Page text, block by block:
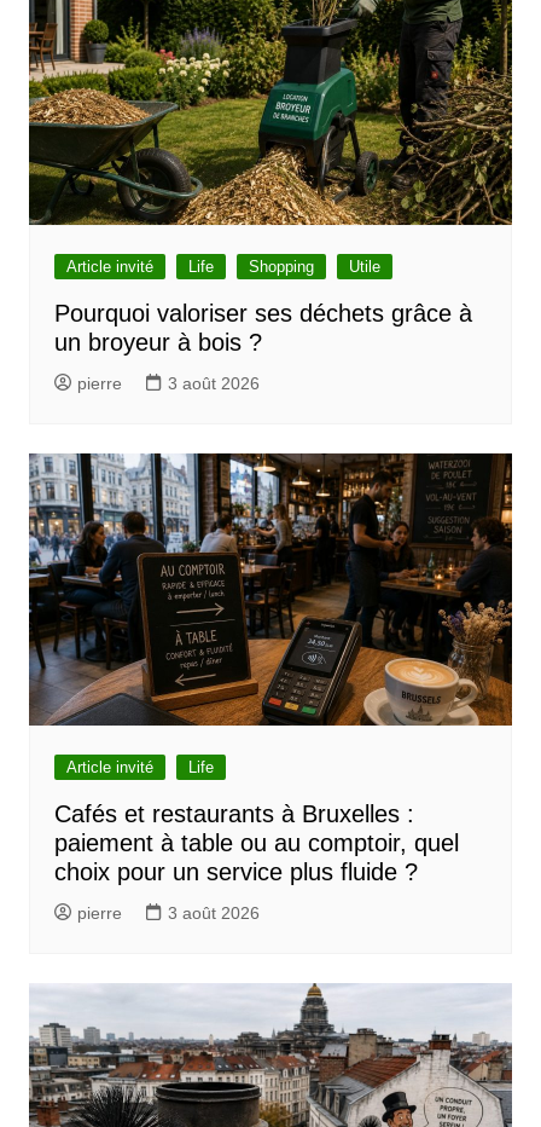
Article invité Life Shopping Utile
Pourquoi valoriser ses déchets grâce à
un broyeur à bois ?
pierre 3 août 2026
Article invité Life
Cafés et restaurants à Bruxelles :
paiement à table ou au comptoir, quel
choix pour un service plus fluide ?
pierre 3 août 2026